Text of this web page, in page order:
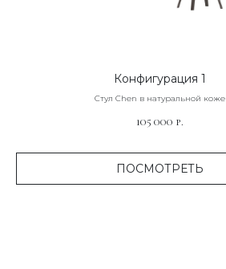
Конфигурация 1
Стул Chen в натуральной коже
105 000 р.
ПОСМОТРЕТЬ